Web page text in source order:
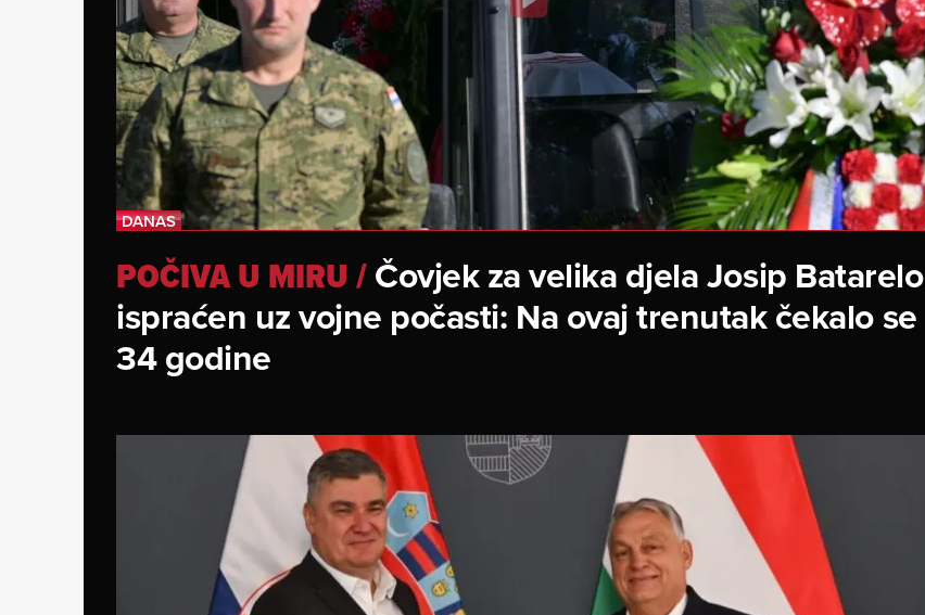
POČIVA U MIRU/Čovjek za velika djela Josip Batarelo
ispraćen uz vojne počasti: Na ovaj trenutak čekalo se
34 godine